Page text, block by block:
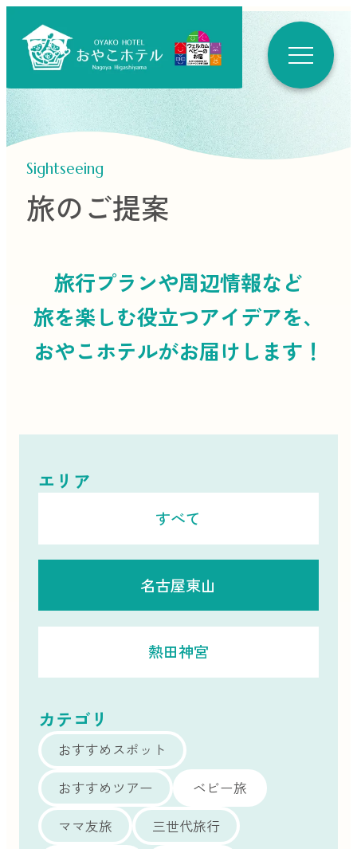
Sightseeing
旅のご提案
旅行プランや周辺情報など
旅を楽しむ役立つアイデアを、
おやこホテルがお届けします！
エリア
すべて
名古屋東山
熱田神宮
カテゴリ
おすすめスポット
おすすめツアー
ベビー旅
ママ友旅
三世代旅行